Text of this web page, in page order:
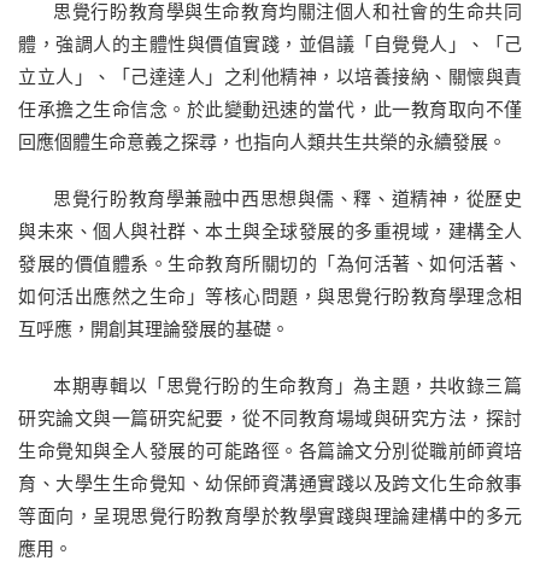
思覺行盼教育學與生命教育均關注個人和社會的生命共同
體，強調人的主體性與價值實踐，並倡議「自覺覺人」、「己
立立人」、「己達達人」之利他精神，以培養接納、關懷與責
任承擔之生命信念。於此變動迅速的當代，此一教育取向不僅
回應個體生命意義之探尋，也指向人類共生共榮的永續發展。
思覺行盼教育學兼融中西思想與儒、釋、道精神，從歷史
與未來、個人與社群、本土與全球發展的多重視域，建構全人
發展的價值體系。生命教育所關切的「為何活著、如何活著、
如何活出應然之生命」等核心問題，與思覺行盼教育學理念相
互呼應，開創其理論發展的基礎。
本期專輯以「思覺行盼的生命教育」為主題，共收錄三篇
研究論文與一篇研究紀要，從不同教育場域與研究方法，探討
生命覺知與全人發展的可能路徑。各篇論文分別從職前師資培
育、大學生生命覺知、幼保師資溝通實踐以及跨文化生命敘事
等面向，呈現思覺行盼教育學於教學實踐與理論建構中的多元
應用。